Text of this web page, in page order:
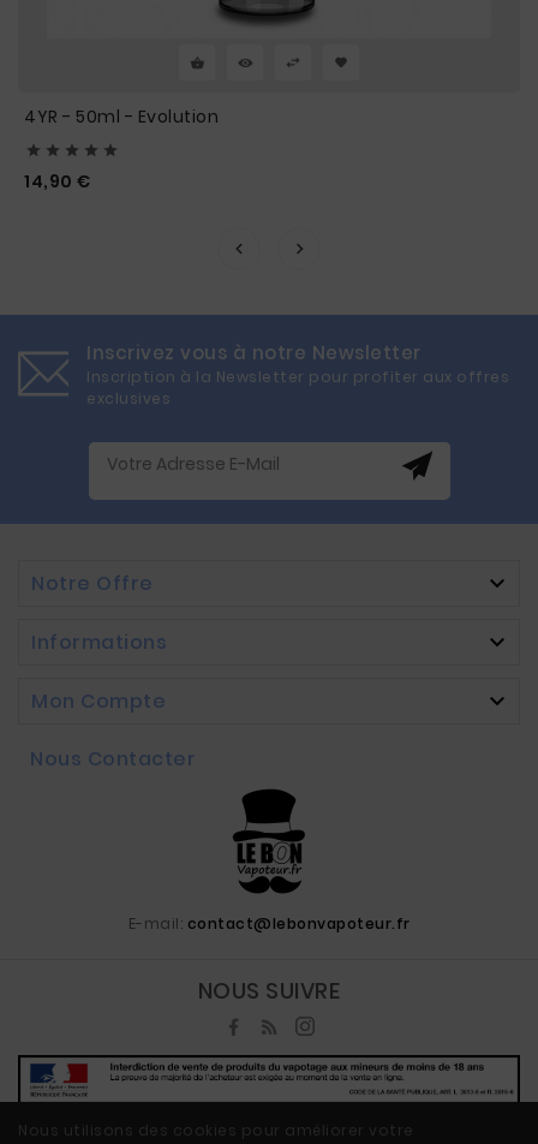
Nous utilisons des cookies pour améliorer votre
4YR - 50ml - Evolution
    
14,90 €
Inscrivez vous à notre Newsletter
Inscription à la Newsletter pour profiter aux offres
exclusives
Notre Offre 
Informations 
Mon Compte 
Nous Contacter
E-mail: contact@lebonvapoteur.fr
NOUS SUIVRE